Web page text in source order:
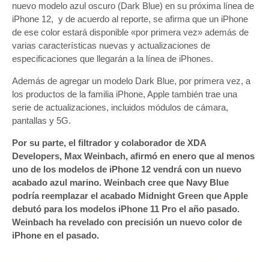
nuevo modelo azul oscuro (Dark Blue) en su próxima línea de
iPhone 12, y de acuerdo al reporte, se afirma que un iPhone
de ese color estará disponible «por primera vez» además de
varias características nuevas y actualizaciones de
especificaciones que llegarán a la línea de iPhones.
Además de agregar un modelo Dark Blue, por primera vez, a
los productos de la familia ‌iPhone‌, Apple también trae una
serie de actualizaciones, incluidos módulos de cámara,
pantallas y 5G.
Por su parte, el filtrador y colaborador de XDA
Developers, Max Weinbach, afirmó en enero que al menos
uno de los modelos de iPhone 12 vendrá con un nuevo
acabado azul marino. Weinbach cree que Navy Blue
podría reemplazar el acabado Midnight Green que Apple
debutó para los modelos iPhone 11 Pro el año pasado.
Weinbach ha revelado con precisión un nuevo color de
‌iPhone‌ en el pasado.